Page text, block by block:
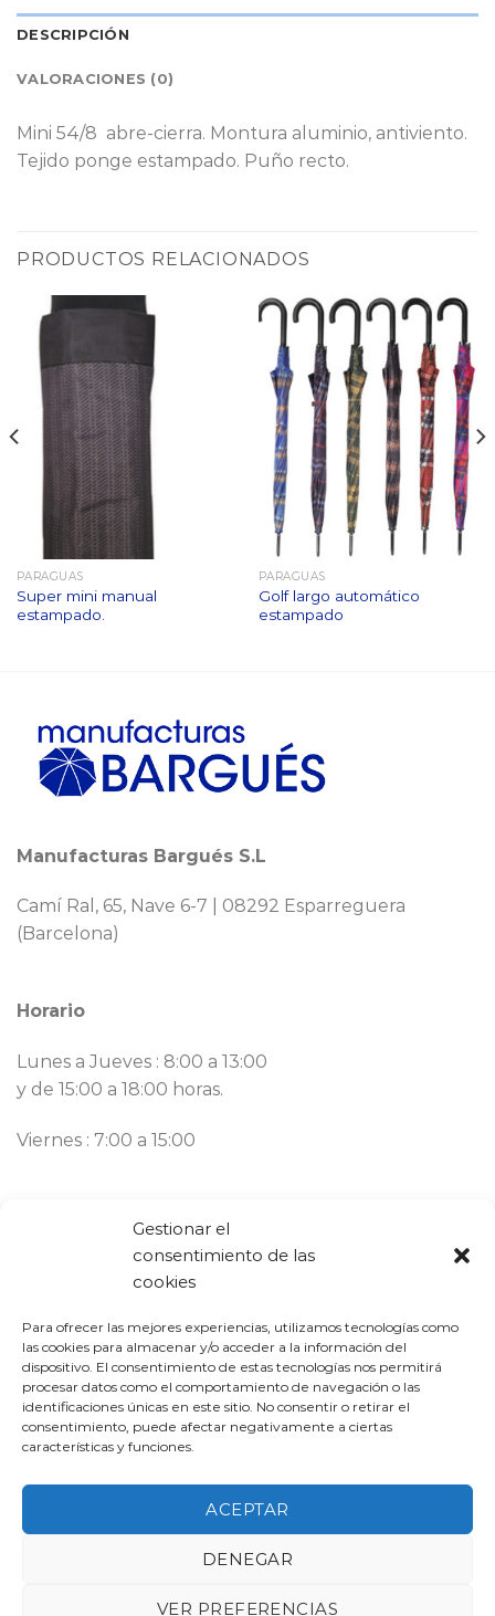
Gestionar el
consentimiento de las
cookies
Para ofrecer las mejores experiencias, utilizamos tecnologías como
las cookies para almacenar y/o acceder a la información del
dispositivo. El consentimiento de estas tecnologías nos permitirá
procesar datos como el comportamiento de navegación o las
identificaciones únicas en este sitio. No consentir o retirar el
consentimiento, puede afectar negativamente a ciertas
características y funciones.
ACEPTAR
DENEGAR
VER PREFERENCIAS
DESCRIPCIÓN
VALORACIONES (0)
Mini 54/8 abre-cierra. Montura aluminio, antiviento.
Tejido ponge estampado. Puño recto.
PRODUCTOS RELACIONADOS
PARAGUAS
Super mini manual
estampado.
PARAGUAS
Golf largo automático
estampado
Manufacturas Bargués S.L
Camí Ral, 65, Nave 6-7 | 08292 Esparreguera
(Barcelona)
Horario
Lunes a Jueves : 8:00 a 13:00
y de 15:00 a 18:00 horas.
Viernes : 7:00 a 15:00
Llámanos ahora:93 777 82 58
NEXT GENERATION (EU) DEL MECANISMO DE RECUPERACIÓN Y
RESILIENCIA